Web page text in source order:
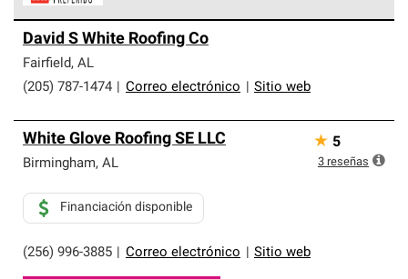
parte de una red exclusiva de profesionales de techos
que cumplen con altos estándares y requisitos estrictos
de profesionalismo y confiabilidad.
David S White Roofing Co
Fairfield, AL
(205) 787-1474
Correo electrónico Sitio web
White Glove Roofing SE LLC
Birmingham, AL
(256) 996-3885 Correo electrónico Sitio web
Financiación disponible
★ 5
3 reseñas